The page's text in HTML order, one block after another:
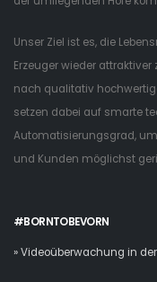
Unser Ziel ist es, die
Erzeuger wieder
nach qualitativ
setzen dabei auf smarte
Automatisierungsgrad,
und Kunden möglichst
#BORNTOBEVORN
» Videoüberwachung in